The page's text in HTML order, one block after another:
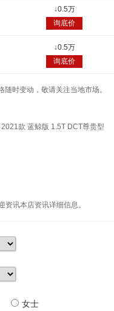
↓0.5万
询底价
↓0.5万
询底价
时变动，敬请关注当地市场。
款 蓝鲸版 1.5T DCT尊贵型
讯本店资讯详细信息。
女士